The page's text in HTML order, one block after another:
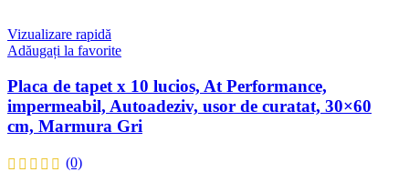
Vizualizare rapidă
Adăugați la favorite
Placa de tapet x 10 lucios, At Performance,
impermeabil, Autoadeziv, usor de curatat, 30×60
cm, Marmura Gri
(0)